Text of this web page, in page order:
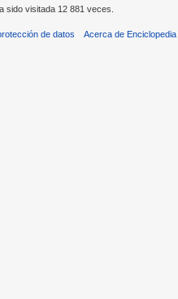
sido visitada 12 881 veces.
de datos Acerca de